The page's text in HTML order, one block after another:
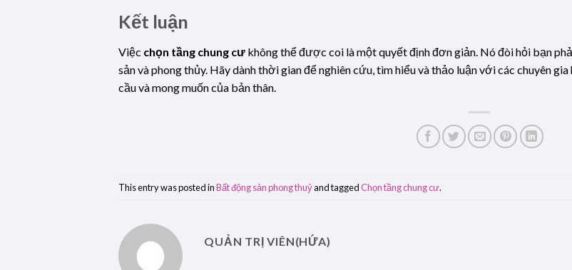
Kết luận
Việc chọn tầng chung cư không thể được coi là một quyết định đơn giản. Nó đòi hỏi bạn
sản và phong thủy. Hãy dành thời gian để nghiên cứu, tìm hiểu và thảo luận với các chuyên
cầu và mong muốn của bản thân.
This entry was posted inBất động sản phong thuỷand taggedChọn tầng chung cư.
QUẢN TRỊ VIÊN(HỨA)